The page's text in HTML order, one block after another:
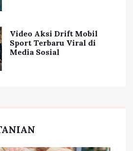
Video Aksi Drift Mobil
Sport Terbaru Viral di
Media Sosial